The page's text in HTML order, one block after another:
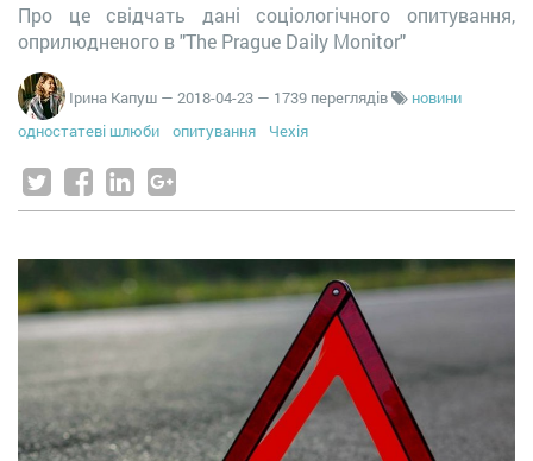
Про це свідчать дані соціологічного опитування,
оприлюдненого в "The Prague Daily Monitor"
Ірина Капуш — 2018-04-23 — 1739 переглядів
новини
одностатеві шлюби
опитування Чехія